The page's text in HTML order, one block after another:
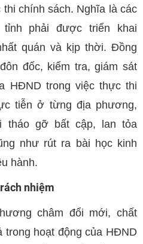
chính sách. Nghĩa là các
phải được triển khai
quán và kịp thời. Đồng
đốc, kiểm tra, giám sát
HĐND trong việc thực thi
tiễn ở từng địa phương,
gỡ bất cập, lan tỏa
như rút ra bài học kinh
hành.
nhiệm
châm đổi mới, chất
hoạt động của HĐND